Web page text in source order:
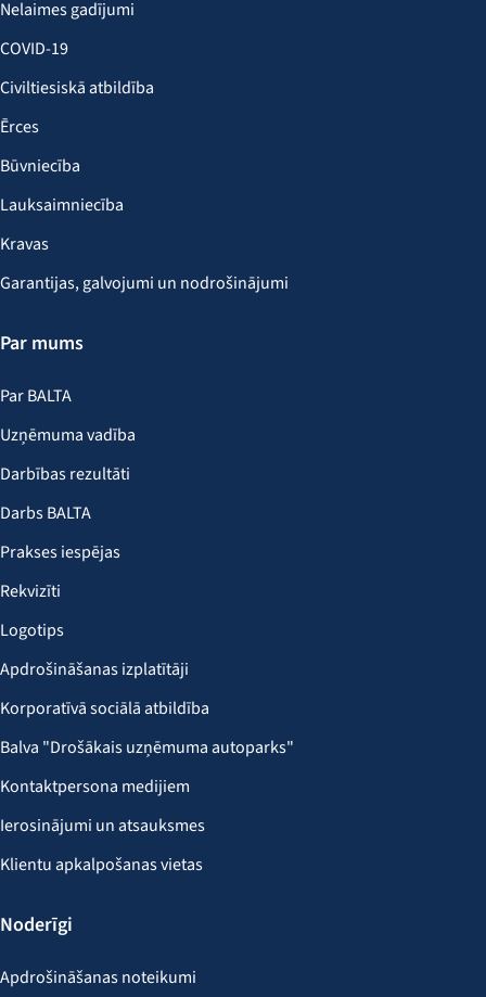
Nelaimes gadījumi
COVID-19
Civiltiesiskā atbildība
Ērces
Būvniecība
Lauksaimniecība
Kravas
Garantijas, galvojumi un nodrošinājumi
Par mums
Par BALTA
Uzņēmuma vadība
Darbības rezultāti
Darbs BALTA
Prakses iespējas
Rekvizīti
Logotips
Apdrošināšanas izplatītāji
Korporatīvā sociālā atbildība
Balva "Drošākais uzņēmuma autoparks"
Kontaktpersona medijiem
Ierosinājumi un atsauksmes
Klientu apkalpošanas vietas
Noderīgi
Apdrošināšanas noteikumi